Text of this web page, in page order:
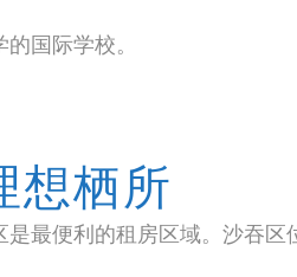
国际学校。
想栖所
最便利的租房区域。沙吞